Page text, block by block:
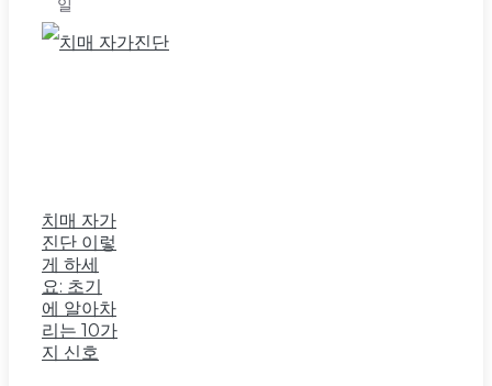
일
치매 자가
진단 이렇
게 하세
요: 초기
에 알아차
리는 10가
지 신호